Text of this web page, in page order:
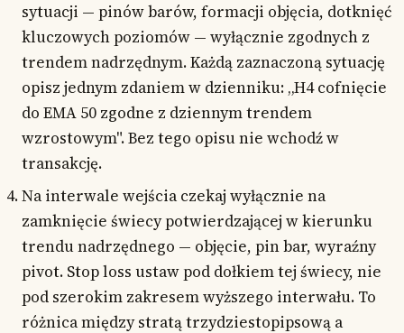
sytuacji — pinów barów, formacji objęcia, dotknięć
kluczowych poziomów — wyłącznie zgodnych z
trendem nadrzędnym. Każdą zaznaczoną sytuację
opisz jednym zdaniem w dzienniku: „H4 cofnięcie
do EMA 50 zgodne z dziennym trendem
wzrostowym". Bez tego opisu nie wchodź w
transakcję.
Na interwale wejścia czekaj wyłącznie na
zamknięcie świecy potwierdzającej w kierunku
trendu nadrzędnego — objęcie, pin bar, wyraźny
pivot. Stop loss ustaw pod dołkiem tej świecy, nie
pod szerokim zakresem wyższego interwału. To
różnica między stratą trzydziestopipsową a